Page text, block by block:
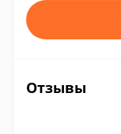
Отзывы